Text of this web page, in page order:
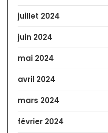
juillet 2024
juin 2024
mai 2024
avril 2024
mars 2024
février 2024